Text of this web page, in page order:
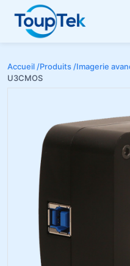
Accueil /Produits /Imagerie
U3CMOS